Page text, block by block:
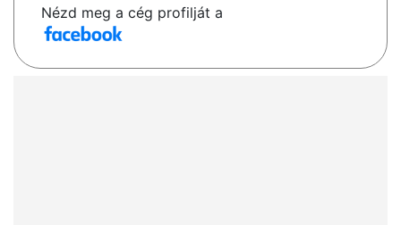
Nézd meg a cég profilját a